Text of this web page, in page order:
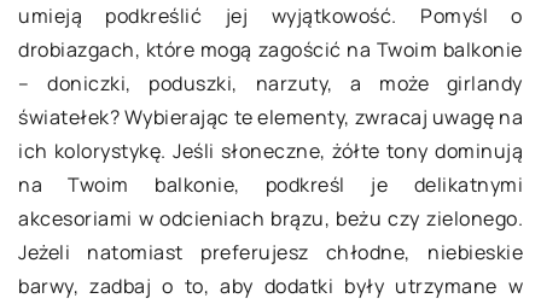
umieją podkreślić jej wyjątkowość. Pomyśl o
drobiazgach, które mogą zagościć na Twoim balkonie
– doniczki, poduszki, narzuty, a może girlandy
światełek? Wybierając te elementy, zwracaj uwagę na
ich kolorystykę. Jeśli słoneczne, żółte tony dominują
na Twoim balkonie, podkreśl je delikatnymi
akcesoriami w odcieniach brązu, beżu czy zielonego.
Jeżeli natomiast preferujesz chłodne, niebieskie
barwy, zadbaj o to, aby dodatki były utrzymane w